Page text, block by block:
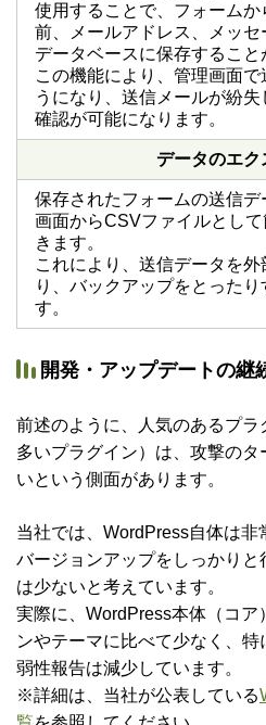
使用することで、フォーム
前、メールアドレス、メッ
データベースに保存すること
この機能により、管理画面
うになり、送信メールが紛
確認が可能になります。
データのエク
保存されたフォームの送信
画面からCSVファイルとし
きます。
これにより、送信データを
り、バックアップをとった
す。
開発・アップデートの継
前述のように、人気のあるプ
多いプラグイン）は、攻撃の
いという側面があります。
当社では、WordPress自体は非
バージョンアップをしっかり
は少ないと考えています。
実際に、WordPress本体（コア
ンやテーマに比べて少なく、
弱性報告は減少しています。
※詳細は、当社が公表している